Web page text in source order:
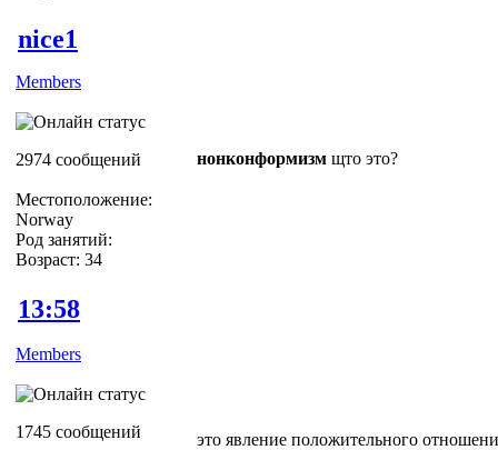
nice1
Members
2974 сообщений
Местоположение:
Norway
Род занятий:
Возраст: 34
нонконформизм щто это?
13:58
Members
1745 сообщений
это явление положительного